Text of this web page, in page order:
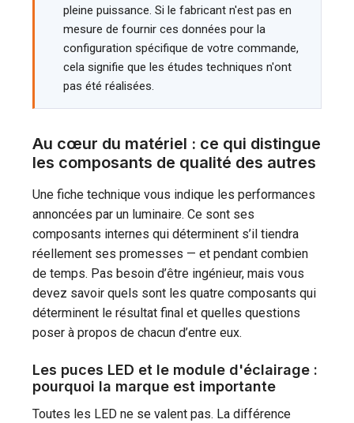
pleine puissance. Si le fabricant n'est pas en
mesure de fournir ces données pour la
configuration spécifique de votre commande,
cela signifie que les études techniques n'ont
pas été réalisées.
Au cœur du matériel : ce qui distingue
les composants de qualité des autres
Une fiche technique vous indique les performances
annoncées par un luminaire. Ce sont ses
composants internes qui déterminent s’il tiendra
réellement ses promesses — et pendant combien
de temps. Pas besoin d’être ingénieur, mais vous
devez savoir quels sont les quatre composants qui
déterminent le résultat final et quelles questions
poser à propos de chacun d’entre eux.
Les puces LED et le module d'éclairage :
pourquoi la marque est importante
Toutes les LED ne se valent pas. La différence